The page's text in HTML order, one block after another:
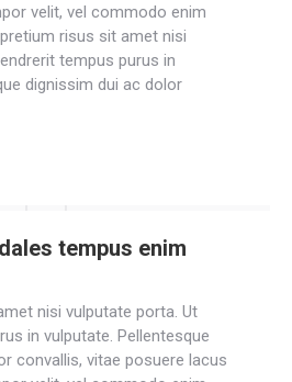
velit, vel commodo enim
risus sit amet nisi
tempus purus in
dignissim dui ac dolor
tempus enim
nisi vulputate porta. Ut
in vulputate. Pellentesque
convallis, vitae posuere lacus